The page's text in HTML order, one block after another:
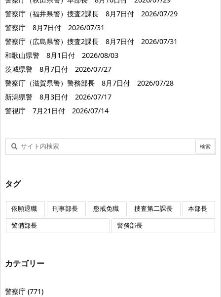
警察庁（福井県警）捜査2課長 8月7日付 2026/07/29
警察庁 8月7日付 2026/07/31
警察庁（広島県警）捜査2課長 8月7日付 2026/07/31
和歌山県警 8月1日付 2026/08/03
茨城県警 8月7日付 2026/07/27
警察庁（滋賀県警）警務部長 8月7日付 2026/07/28
新潟県警 8月3日付 2026/07/17
警視庁 7月21日付 2026/07/14
タグ
依願退職 刑事部長 懲戒免職 捜査第二課長
本部長
警備部長
警務部長
カテゴリー
警察庁 (771)